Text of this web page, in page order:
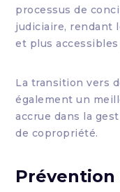
processus de
judiciaire, rendant
et plus
La transition vers
également un
accrue dans la
de copropriété.
Prévention